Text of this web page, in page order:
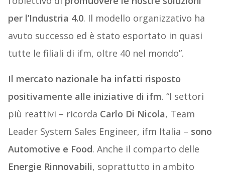
per l’Industria 4.0. Il modello organizzativo ha
avuto successo ed è stato esportato in quasi
tutte le filiali di ifm, oltre 40 nel mondo”.
Il mercato nazionale ha infatti risposto
positivamente alle iniziative di ifm. “I settori
più reattivi – ricorda Carlo Di Nicola, Team
Leader System Sales Engineer, ifm Italia – sono
Automotive e Food. Anche il comparto delle
Energie Rinnovabili, soprattutto in ambito